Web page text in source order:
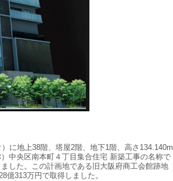
に地上38階、塔屋2階、地下1階、高さ134.140m
）中央区南本町４丁目集合住宅 新築工事の名称で
した。この計画地である旧大阪府商工会館跡地
億313万円で取得しました。